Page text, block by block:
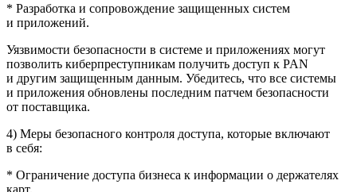
* Разработка и сопровождение защищенных систем
и приложений.
Уязвимости безопасности в системе и приложениях могут
позволить киберпреступникам получить доступ к PAN
и другим защищенным данным. Убедитесь, что все системы
и приложения обновлены последним патчем безопасности
от поставщика.
4) Меры безопасного контроля доступа, которые включают
в себя:
* Ограничение доступа бизнеса к информации о держателях
карт.